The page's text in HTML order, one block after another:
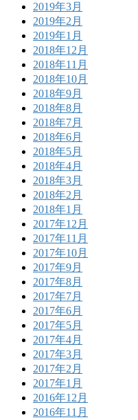
2019年3月
2019年2月
2019年1月
2018年12月
2018年11月
2018年10月
2018年9月
2018年8月
2018年7月
2018年6月
2018年5月
2018年4月
2018年3月
2018年2月
2018年1月
2017年12月
2017年11月
2017年10月
2017年9月
2017年8月
2017年7月
2017年6月
2017年5月
2017年4月
2017年3月
2017年2月
2017年1月
2016年12月
2016年11月